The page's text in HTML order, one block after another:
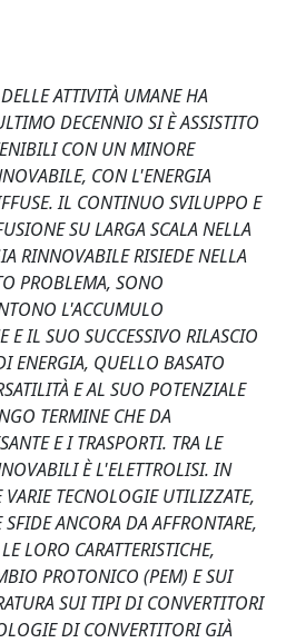
ATTIVITÀ UMANE HA
DECENNIO SI È ASSISTITO
CON UN MINORE
CON L'ENERGIA
IL CONTINUO SVILUPPO E
SU LARGA SCALA NELLA
RINNOVABILE RISIEDE NELLA
PROBLEMA, SONO
L'ACCUMULO
IL SUO SUCCESSIVO RILASCIO
ENERGIA, QUELLO BASATO
E AL SUO POTENZIALE
TERMINE CHE DA
E I TRASPORTI. TRA LE
È L'ELETTROLISI. IN
TECNOLOGIE UTILIZZATE,
ANCORA DA AFFRONTARE,
LORO CARATTERISTICHE,
PROTONICO (PEM) E SUI
SUI TIPI DI CONVERTITORI
DI CONVERTITORI GIÀ